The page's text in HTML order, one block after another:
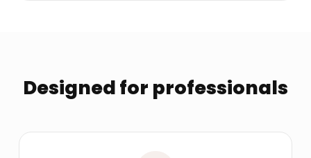
Designed for professionals